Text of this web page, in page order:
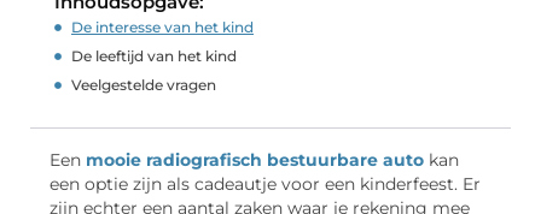
De interesse van het kind
De leeftijd van het kind
Veelgestelde vragen
Een mooie radiografisch bestuurbare auto kan
een optie zijn als cadeautje voor een kinderfeest. Er
zijn echter een aantal zaken waar je rekening mee